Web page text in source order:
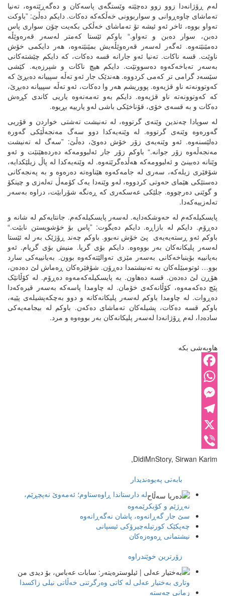
لەم ڕۆژانەدا زوو زوو دەچێتە وێستگەی پاسەکان و دەگەڕێتەوە، تەنیا
تەماشای چاوەڕوانی و سواربوونی خەڵکەکە دەکات. دایکم دەڵێ: ”باوکت
تەواو بووە، ئاخر ئەو ئیشە تۆ تەماشای خەڵکی بکەیت چۆن سواری پاس
دەبن، سوار دەبن و تەواو.“ باوکم ئێستا کەمتر لەسەر قەرەوێڵە
دەمێنێتەوە. ئەگەر لەسەر قەرەوێڵەیش بمێنێتەوە، هەر دایکمی خۆش
ناوێت. قسە ناکات. تەنیا ئەو جارانە قسە دەکات، کە دایکم چێشتەکانی
بەسەر تەباخەکەوە دەسووتێت. دایکم هیچ ناکات و شپرزەیە. کێشی
سێسەد گرامی تر کەمی کردووە. هەندێک جار ئەو تەڵە سپییانە دەبڕێ کە
کەوتوونەتە ناو قژیەوە. پووریشم هەر وا دەکات، ئەو تەڵە سپییانە دەبڕێ،
کە کەوتوونەتە ناو قژیەوە. دایکم بەو تەمەنەوە یاریی کاندی کڕەش
دەکات و بە قسەی خۆی، قۆناخێکی باشی لەو یارییە بڕیوە.
لە سوپادا چەندین وێنەی گرتووە، لە تەنیشت تەشتی خواردن و قۆریی
گەورەوە وێنەی گرتووە. لە وێنەیەکدا دوو سەگ مەنجەڵێکی گەورە
دەلێسنەوە. ئەو وێنەیەی زۆر خۆش دەوێ، دەڵێ: ”سەگ لە تەنیشت
مەنجەڵەوە زۆر جوانە.“ باوکم زۆر جار ئەلبوومەکە دەردەهێنێت و ئەو
وێنانە دەبینێ و ئەلبوومەکە هەڵدەگرێتەوە. لە وێنەیەکدا لە پاڵ زیلێکدایە،
شۆفێری زیلەکە، سەری لە جامەکەوە هێناوەتە دەرەوە و بە پەنجەکانی
دەستێکی هێمای حەوتی کردووە، لەو وێنەدا یەک کۆمەڵ تەلەزی و چینکۆ
و گوێنی دەرچووە. جلێکی عەسکەری کە ڕەنگە شۆرابێت، دراوە بەسەر
تەلەزییەکەدا.
پایسکیلەکەم لە حەوشکەدایە. لەسەر پایسکیلەکەم. جانتایەکم لە شانە و
دەڕۆم. دایکم لە بازاڕە. دایکم دەیگوت: ”پاس بۆ خۆشویستن نابێت.“
باوکم ئەو ڕستەیەیەی پێ خۆش نەبوو. باوکم چەند ڕۆژێک بەر لە ئێستا
لەسەر پلیکانەکان بەر بووەوە. دایکم بۆی گریا. منیش بۆی گریام. ئەو
بەیانییە بۆینباخەکانی بەسەر مێزی تەوالێتەکەوە بوون. بەیانییەکی سارد
بوو… ئوتومبێلەکان بە تەنیشتمدا دەڕۆن. شۆفێرەکان ڕەماش لێ دەدەن،
هۆڕن لێ دەدەن. قسە دەهاون. بە پایسکیلەکەمەوە دەڕۆم. لە کۆڵانێک
پێچ دەکەمەوە، کۆڵانەکەی خۆمان. لە چاومدا پاسەکە بەسەر قیرەکەدا
دەڕوات. لە چاومدا باوکم لەسەر پلیکانەکانە و دوو بەچکەپشیلەی پێیە،
باوکم قسە دەکات، پشیلەکان تەماشای دەکەن. باوکم لە بیجامەیەکی
سادەدا، لەم ڕۆژانەدا لەسەر پلیکانەکان بەر بووەوە و مرد.
هاوبەشی بکە
Facebook
WhatsApp
Messenger
Telegram
X
Viber
DidiMnStory, Sirwan Karim,
بابەتی پەیوەندیدار
لە دارستاندا ڕاوەستاوم؛ ئەمەوێ نەپچڕێم،
نەڕژێم و کۆبکرێمەوە
سێ جار گەڕانەوە، پاشان نەگەڕانەوە
چەپکێک کورتیلەچیرۆکی ئیسپانی
نیشتمانی ڕەوەزەکان
زۆرترین خوێندراوە
وتاری بەختیار عەلی لە کاتی وەرگرتنی خەڵاتی نیلی زاکسدا
زمانی جەستە